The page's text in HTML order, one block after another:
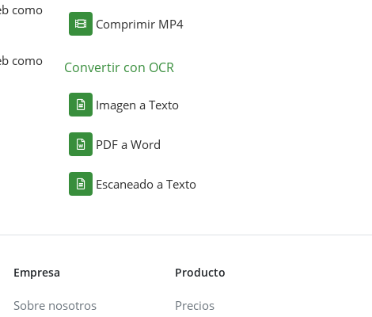
como
como
Comprimir MP4
Convertir con OCR
Imagen a Texto
PDF a Word
Escaneado a Texto
Empresa
Sobre nosotros
Producto
Precios